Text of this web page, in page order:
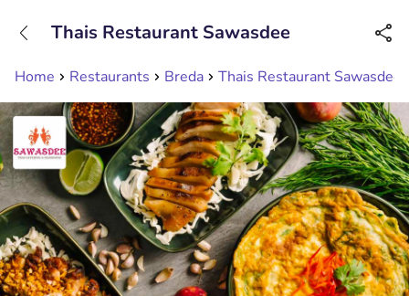
Bereikbaar tot 23:00 uur
Home Restaurants Breda Thais Restaurant Sawasdee
Thais Restaurant Sawasdee